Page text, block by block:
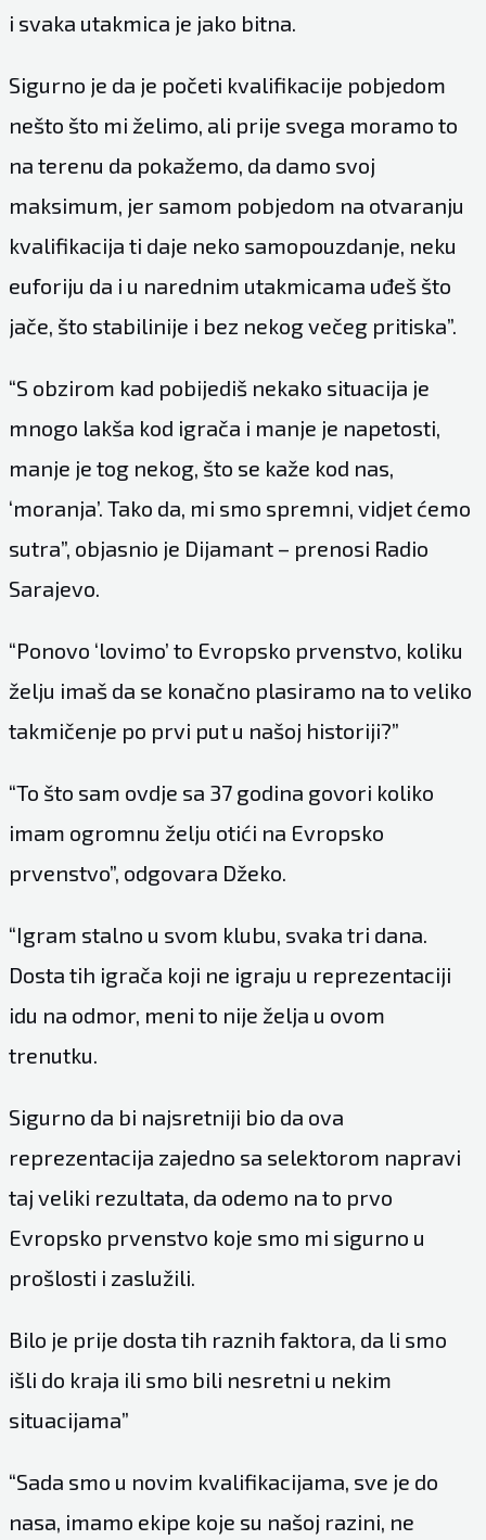
i svaka utakmica je jako bitna.
Sigurno je da je početi kvalifikacije pobjedom
nešto što mi želimo, ali prije svega moramo to
na terenu da pokažemo, da damo svoj
maksimum, jer samom pobjedom na otvaranju
kvalifikacija ti daje neko samopouzdanje, neku
euforiju da i u narednim utakmicama uđeš što
jače, što stabilinije i bez nekog večeg pritiska”.
“S obzirom kad pobijediš nekako situacija je
mnogo lakša kod igrača i manje je napetosti,
manje je tog nekog, što se kaže kod nas,
‘moranja’. Tako da, mi smo spremni, vidjet ćemo
sutra”, objasnio je Dijamant – prenosi Radio
Sarajevo.
“Ponovo ‘lovimo’ to Evropsko prvenstvo, koliku
želju imaš da se konačno plasiramo na to veliko
takmičenje po prvi put u našoj historiji?”
“To što sam ovdje sa 37 godina govori koliko
imam ogromnu želju otići na Evropsko
prvenstvo”, odgovara Džeko.
“Igram stalno u svom klubu, svaka tri dana.
Dosta tih igrača koji ne igraju u reprezentaciji
idu na odmor, meni to nije želja u ovom
trenutku.
Sigurno da bi najsretniji bio da ova
reprezentacija zajedno sa selektorom napravi
taj veliki rezultata, da odemo na to prvo
Evropsko prvenstvo koje smo mi sigurno u
prošlosti i zaslužili.
Bilo je prije dosta tih raznih faktora, da li smo
išli do kraja ili smo bili nesretni u nekim
situacijama”
“Sada smo u novim kvalifikacijama, sve je do
nasa, imamo ekipe koje su našoj razini, ne